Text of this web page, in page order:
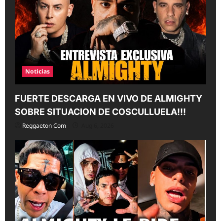
Noticias
FUERTE DESCARGA EN VIVO DE ALMIGHTY
SOBRE SITUACION DE COSCULLUELA!!!
Reggaeton Com